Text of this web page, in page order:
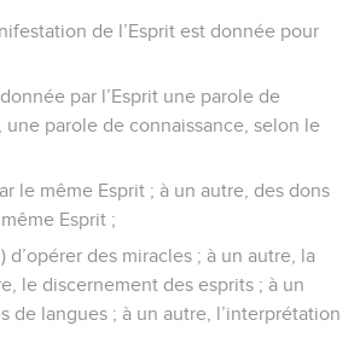
de l’Esprit est donnée pour
par l’Esprit une parole de
une parole de connaissance, selon le
le même Esprit ; à un autre, des dons
Esprit ;
d’opérer des miracles ; à un autre, la
le discernement des esprits ; à un
de langues ; à un autre, l’interprétation